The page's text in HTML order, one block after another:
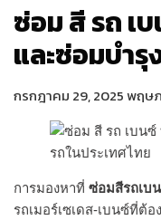
ซ่อม สี รถ เ
และซ่อมบำรุ
กรกฎาคม 29, 2025พฤษ
การมองหาที่ ซ่อมสีรถเบ
รถเมอร์เซเดส-เบนซ์ที่ต้